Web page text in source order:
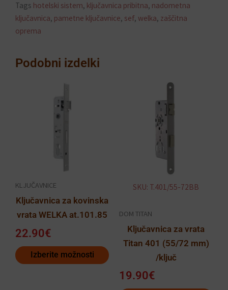
Tags hotelski sistem, ključavnica pribitna, nadometna
ključavnica, pametne ključavnice, sef, welka, zaščitna
oprema
Podobni izdelki
KLJUČAVNICE
Ključavnica za kovinska
vrata WELKA at.101.85
22.90€
Izberite možnosti
izberete
na
strani
izdelka
SKU: T.401/55-72BB
DOM TITAN
Ključavnica za vrata
Titan 401 (55/72 mm)
/ključ
19.90€